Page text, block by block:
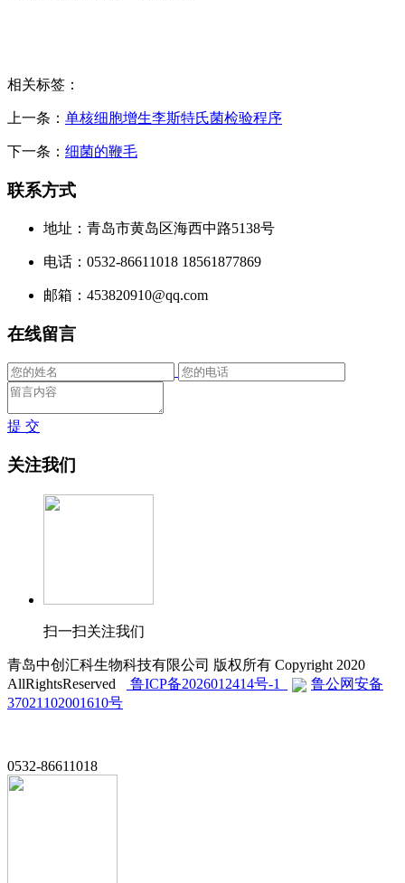
相关标签：
上一条： 单核细胞增生李斯特氏菌检验程序
下一条： 细菌的鞭毛
联系方式
地址：青岛市黄岛区海西中路5138号
电话：0532-86611018 18561877869
邮箱：453820910@qq.com
在线留言
提 交
关注我们
扫一扫关注我们
青岛中创汇科生物科技有限公司 版权所有 Copyright 2020
AllRightsReserved
鲁ICP备2026012414号-1
鲁公网安备
37021102001610号
0532-86611018